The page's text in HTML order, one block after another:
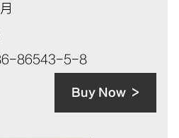
86543-5-8
Buy Now